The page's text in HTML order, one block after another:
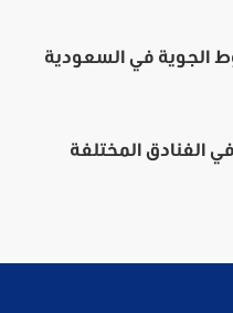
الجوية في السعودية
الفنادق المختلفة